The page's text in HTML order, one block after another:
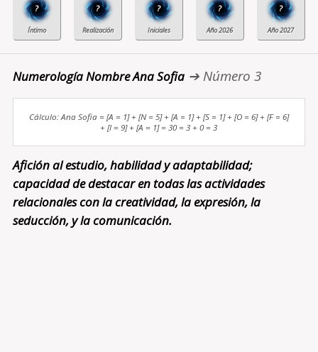
? ? ? ? ?
Numerología Nombre Ana Sofia➔ Número 3
Cálculo: Ana Sofia = [A = 1] + [N = 5] + [A = 1] + [S = 1] + [O = 6] + [F = 6]
+ [I = 9] + [A = 1] = 30 = 3 + 0 = 3
Afición al estudio, habilidad y adaptabilidad;
capacidad de destacar en todas las actividades
relacionales con la creatividad, la expresión, la
seducción, y la comunicación.